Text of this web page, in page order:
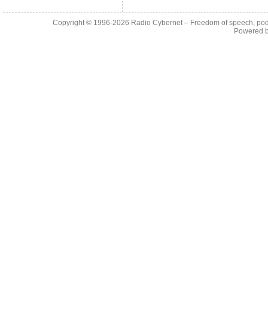
Copyright © 1996-2026 Radio Cybernet – Freedom of speech,
Powered